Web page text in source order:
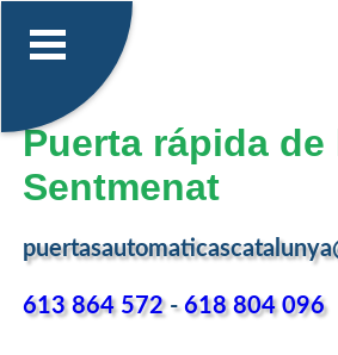
Puerta rápida de
Sentmenat
613 864 572-618 804 096